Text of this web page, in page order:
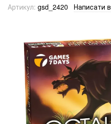
Артикул: gsd_2420 Написати